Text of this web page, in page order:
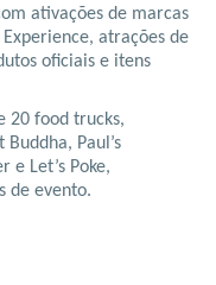
ativações de marcas
Experience, atrações de
oficiais e itens
20 food trucks,
Paul’s
e Let’s Poke,
de evento.